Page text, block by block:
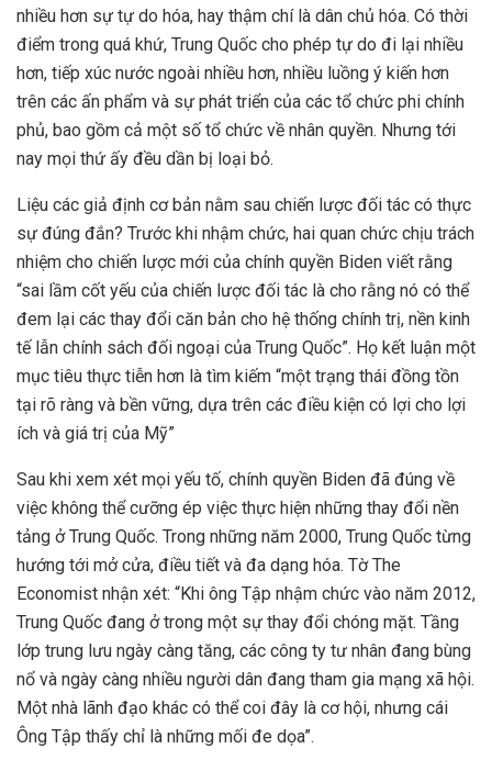
nhiều hơn sự tự do hóa, hay thậm chí là dân chủ hóa. Có thời
điểm trong quá khứ, Trung Quốc cho phép tự do đi lại nhiều
hơn, tiếp xúc nước ngoài nhiều hơn, nhiều luồng ý kiến hơn
trên các ấn phẩm và sự phát triển của các tổ chức phi chính
phủ, bao gồm cả một số tổ chức về nhân quyền. Nhưng tới
nay mọi thứ ấy đều dần bị loại bỏ.
Liệu các giả định cơ bản nằm sau chiến lược đối tác có thực
sự đúng đắn? Trước khi nhậm chức, hai quan chức chịu trách
nhiệm cho chiến lược mới của chính quyền Biden viết rằng
“sai lầm cốt yếu của chiến lược đối tác là cho rằng nó có thể
đem lại các thay đổi căn bản cho hệ thống chính trị, nền kinh
tế lẫn chính sách đối ngoại của Trung Quốc”. Họ kết luận một
mục tiêu thực tiễn hơn là tìm kiếm “một trạng thái đồng tồn
tại rõ ràng và bền vững, dựa trên các điều kiện có lợi cho lợi
ích và giá trị của Mỹ”
Sau khi xem xét mọi yếu tố, chính quyền Biden đã đúng về
việc không thể cưỡng ép việc thực hiện những thay đổi nền
tảng ở Trung Quốc. Trong những năm 2000, Trung Quốc từng
hướng tới mở cửa, điều tiết và đa dạng hóa. Tờ The
Economist nhận xét: “Khi ông Tập nhậm chức vào năm 2012,
Trung Quốc đang ở trong một sự thay đổi chóng mặt. Tầng
lớp trung lưu ngày càng tăng, các công ty tư nhân đang bùng
nổ và ngày càng nhiều người dân đang tham gia mạng xã hội.
Một nhà lãnh đạo khác có thể coi đây là cơ hội, nhưng cái
Ông Tập thấy chỉ là những mối đe dọa”.